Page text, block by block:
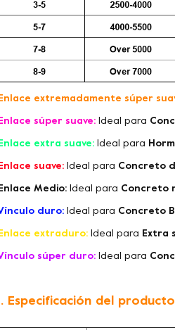
extremadamente súper
súper suave: Ideal para
extra suave: Ideal para
suave: Ideal para Concreto
Medio: Ideal para Concreto
duro: Ideal para Concreto
extraduro: Ideal para Extra
súper duro: Ideal para
Especificación del producto